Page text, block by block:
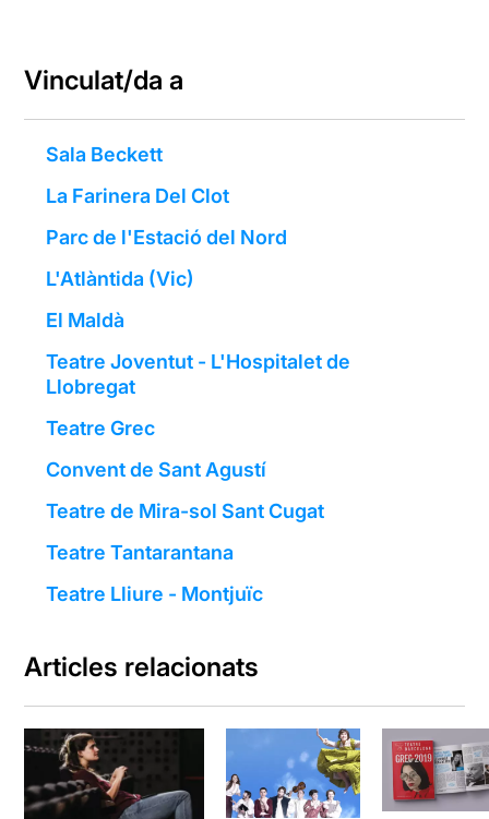
Vinculat/da a
Sala Beckett
La Farinera Del Clot
Parc de l'Estació del Nord
L'Atlàntida (Vic)
El Maldà
Teatre Joventut - L'Hospitalet de
Llobregat
Teatre Grec
Convent de Sant Agustí
Teatre de Mira-sol Sant Cugat
Teatre Tantarantana
Teatre Lliure - Montjuïc
Articles relacionats